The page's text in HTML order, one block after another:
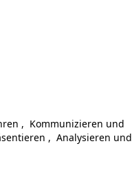
, Kommunizieren und
, Analysieren und